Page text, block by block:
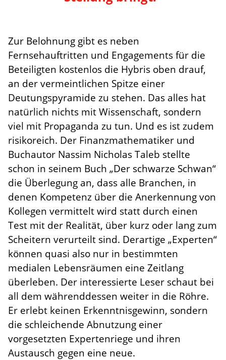
Zur Belohnung gibt es neben
Fernsehauftritten und Engagements für die
Beteiligten kostenlos die Hybris oben drauf,
an der vermeintlichen Spitze einer
Deutungspyramide zu stehen. Das alles hat
natürlich nichts mit Wissenschaft, sondern
viel mit Propaganda zu tun. Und es ist zudem
risikoreich. Der Finanzmathematiker und
Buchautor Nassim Nicholas Taleb stellte
schon in seinem Buch „Der schwarze Schwan“
die Überlegung an, dass alle Branchen, in
denen Kompetenz über die Anerkennung von
Kollegen vermittelt wird statt durch einen
Test mit der Realität, über kurz oder lang zum
Scheitern verurteilt sind. Derartige „Experten“
können quasi also nur in bestimmten
medialen Lebensräumen eine Zeitlang
überleben. Der interessierte Leser schaut bei
all dem währenddessen weiter in die Röhre.
Er erlebt keinen Erkenntnisgewinn, sondern
die schleichende Abnutzung einer
vorgesetzten Expertenriege und ihren
Austausch gegen eine neue.